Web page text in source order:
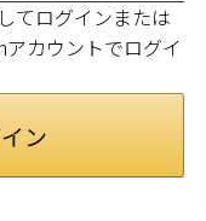
てログインまたは
カウントでログイ